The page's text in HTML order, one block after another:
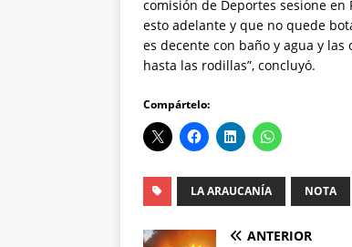
comisión de Deportes sesione en
esto adelante y que no quede
es decente con baño y agua y
hasta las rodillas”, concluyó.
Compártelo:
LA ARAUCANÍA NOTA
ANTERIOR